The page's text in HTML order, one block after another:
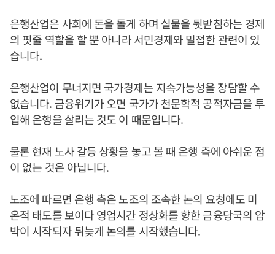
은행산업은 사회에 돈을 돌게 하며 실물을 뒷받침하는 경제
의 핏줄 역할을 할 뿐 아니라 서민경제와 밀접한 관련이 있
습니다.
은행산업이 무너지면 국가경제는 지속가능성을 장담할 수
없습니다. 금융위기가 오면 국가가 천문학적 공적자금을 투
입해 은행을 살리는 것도 이 때문입니다.
물론 현재 노사 갈등 상황을 놓고 볼 때 은행 측에 아쉬운 점
이 없는 것은 아닙니다.
노조에 따르면 은행 측은 노조의 조속한 논의 요청에도 미
온적 태도를 보이다 영업시간 정상화를 향한 금융당국의 압
박이 시작되자 뒤늦게 논의를 시작했습니다.